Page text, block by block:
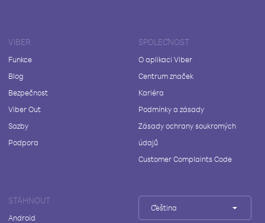
VIBER
Funkce
Blog
Bezpečnost
Viber Out
Sazby
Podpora
SPOLEČNOST
O aplikaci Viber
Centrum značek
Kariéra
Podmínky a zásady
Zásady ochrany soukromých
údajů
Customer Complaints Code
STÁHNOUT
Android
Čeština